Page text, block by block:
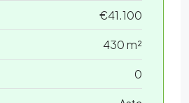
€41.100
430 m²
0